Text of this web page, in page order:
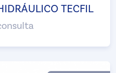
TECFIL